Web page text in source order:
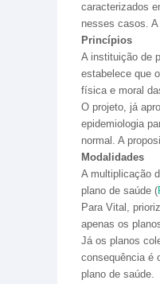
caracterizados
nesses casos.
Princípios
A instituição de
estabelece que
física e moral
O projeto, já
epidemiologia
normal. A
Modalidades
A multiplicação
plano de saúde (
Para Vital,
apenas os
Já os planos
consequência é
plano de saúde.